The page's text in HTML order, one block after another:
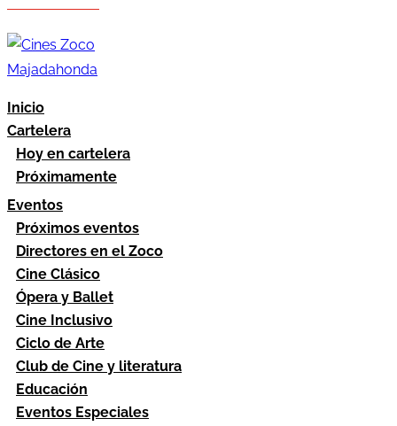
Inicio
Cartelera
Hoy en cartelera
Próximamente
Eventos
Próximos eventos
Directores en el Zoco
Cine Clásico
Ópera y Ballet
Cine Inclusivo
Ciclo de Arte
Club de Cine y literatura
Educación
Eventos Especiales